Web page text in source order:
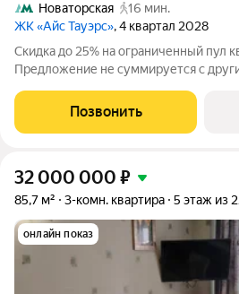
Новаторская
16 мин.
ЖК «Айс Тауэрс», 4 квартал 2028
Скидка до 25% на ограниченный пул
Предложение не суммируется с
комнатная квартира 94.2 м на 6
Тауэрс» (ЗАО Москвы, ул.
Позвонить
32 000 000 ₽
85,7 м² 3-комн. квартира 5 этаж из
онлайн показ